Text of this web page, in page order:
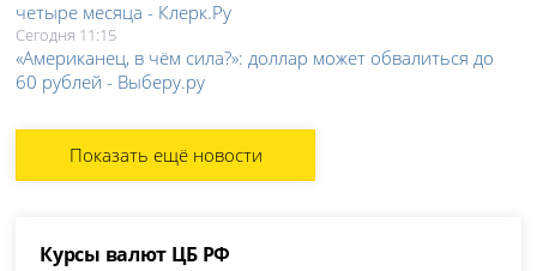
четыре месяца - Клерк.Ру
Сегодня 11:15
«Американец, в чём сила?»: доллар может обвалиться до
60 рублей - Выберу.ру
Показать ещё новости
Курсы валют ЦБ РФ